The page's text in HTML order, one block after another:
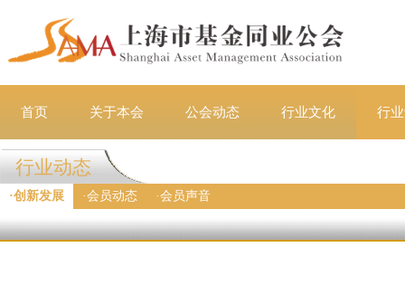
首页 关于本会 公会动态 行业文化 行
行业动态
·创新发展 ·会员动态 ·会员声音